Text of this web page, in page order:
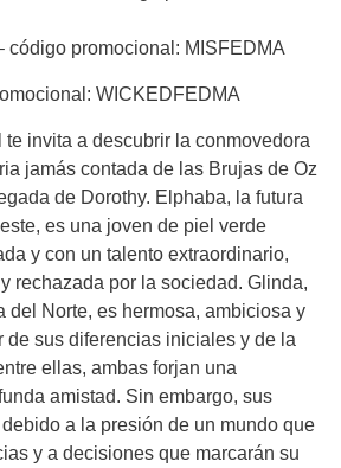
código promocional: MISFEDMA
WICKEDFEDMA
invita a descubrir la conmovedora
jamás contada de las Brujas de Oz
de Dorothy. Elphaba, la futura
es una joven de piel verde
y con un talento extraordinario,
rechazada por la sociedad. Glinda,
del Norte, es hermosa, ambiciosa y
de sus diferencias iniciales y de la
ellas, ambas forjan una
amistad. Sin embargo, sus
a la presión de un mundo que
y a decisiones que marcarán su